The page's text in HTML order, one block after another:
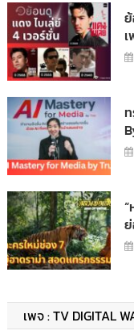
เพจ : TV DIGITAL